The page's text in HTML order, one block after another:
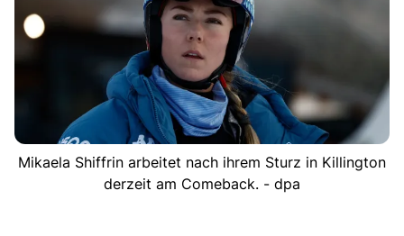
Mikaela Shiffrin arbeitet nach ihrem Sturz in Killington
derzeit am Comeback. - dpa